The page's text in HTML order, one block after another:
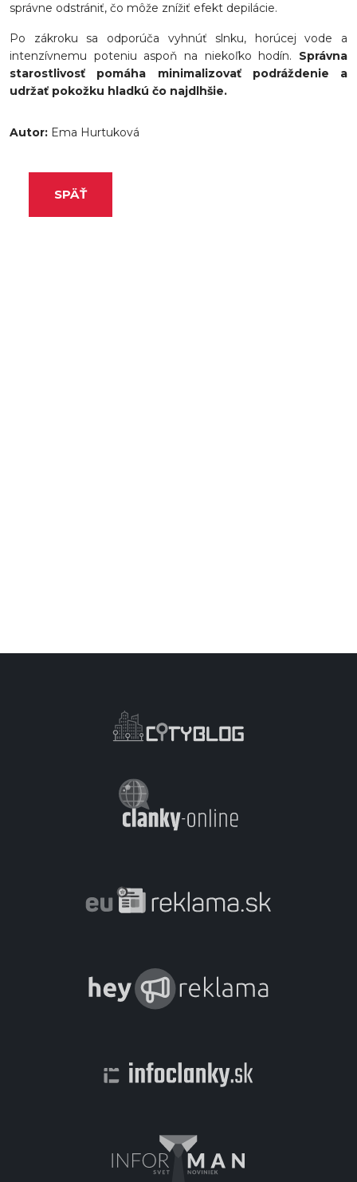
správne odstrániť, čo môže znížiť efekt depilácie.
Po zákroku sa odporúča vyhnúť slnku, horúcej vode a
intenzívnemu poteniu aspoň na niekoľko hodín. Správna
starostlivosť pomáha minimalizovať podráždenie a
udržať pokožku hladkú čo najdlhšie.
Autor: Ema Hurtuková
SPÄŤ